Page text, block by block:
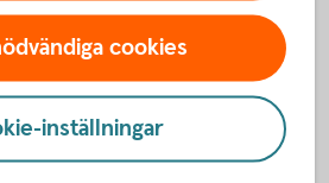
och villkor
cookies
inställningar